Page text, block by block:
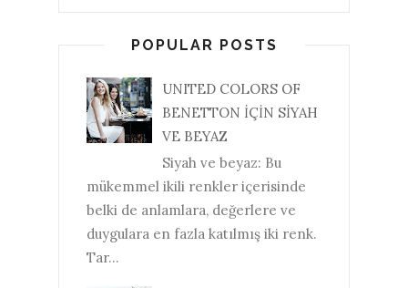
POPULAR POSTS
UNITED COLORS OF
BENETTON İÇİN SİYAH
VE BEYAZ
Siyah ve beyaz: Bu
mükemmel ikili renkler içerisinde
belki de anlamlara, değerlere ve
duygulara en fazla katılmış iki renk.
Tar...